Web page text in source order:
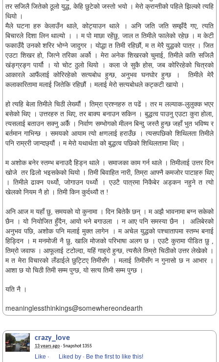
तर सजिलै जितेको ठूलो युद्ध, केहि छुटेको जस्तो भयो । मेरो क्रान्तीको पहिले झिल्को त्यहि
थियो ।
मैले घटना हरु केलाउँन थाले, कोट्याउन थाले । अनि जति जति सम्झँदै गए, त्यति
बिचारले दिशा लिन थाल्यो । । म पो माछा रहेंछु, जाल त तिमीले फालेको रहेछ । म केटी
फकाउँदै उनको शरिर भोग्ने जादुगर । योद्धा त तिमी रहिछौं, म त मेरै युद्धको पात्र । जित
एउटा शिखर हो, जित्ने तरिका अर्को । मेरा अनेक शिखरको चुमाई, तिमीले कति सजिलै
खंङ्ग्रङ्ग पार्यौ । यो चोट ठुलो थियो । कला जे सुकै होस, जब कोरिरहेको चित्रको
आकारले आफैंलाई कोरिरहेको सत्यबोध हुन्छ, अनुभव घनघोर हुन्छ । तिमीले मेरै
कलाकारितामा मलाई जितेकि रहिछौं । मलाई मेरो सत्यबोधले कट्कटी खायो ।
हो त्यहि बेला तिमीले चिठी लेख्यौं । तिम्रा प्रश्नहरु त पढें । तर म लल्याक-लुलुक्क भएर
बसेको थिए । उत्तरहरु त थिए, तर बाक्य बनाउन सकिन । बुद्धत्व पाउनु एउटा कुरा होला,
त्यसलाई बताउन सक्नु अर्कै । निर्वाण सम्भोगको मीलन बिन्दु जस्तै हुन्छ जहाँ भुत भविष्य र
बर्तमान गाभिन्छ । समयको आयाम त्यो क्षणलाई हराउँछ । त्यसपछिको शिथिलता तिमीले
पनि राम्ररी जान्दछ्यौं । म मेरो यथार्थता को बुद्धत्व पछिको शिथिलतामा थिए ।
म अशोक बनेर स्तम्भ बनाउदै हिड्न थाले । समाजका काम गर्न थाले । तिमीलाई उत्तर दिन
खोजे तर ढिलो भइसकेको थियो । तिमी बिवाहित नारी, तिम्रा आफ्नै कमजोर पाटाहरु थिए
। तिमीले ढाक्न पर्थ्यो, जोगाउन पर्थ्यो । एउटै पात्रमा निकैबेर अड्कन नहुने त त्यो
खेलको नियम नै हो । तिमी किन कुर्दथ्यौ त !
अनि आज म यहाँ छु, समयको यो कुनामा । दिन बितेकै छन् । म अझै भावनामा बग्न सकेको
छैन । यो नियोजित हुँदैन, आयो भने बगाउला । न आए पनि समस्या छैन । अलिबेरको
अनुभव पछि, अशोक पनि मलाई मुक्त लागेन । म अचेल युद्धको पश्चातापमा स्तम्भ बनाई
हिड्दिन । म मनमोजी नै छु, खालि मोजको परिभाषा अलग छ । एउटै कुरामा पीडित छु ,
तिम्रो जवाफ । आफूलाई टटोल्दा, यहिं गाह्रो हुन्छ, त्यसैले तिम्रो चिठीको उत्तर लेखेको ।
म त मेरा विचारको लँडाईले छुट्टिए तिमीसँग । मलाई तिमीसँग न गुनासो छ न आभार ।
आशा छ यो चिठी तिमी सम्म पुग्छ, यो सत्य तिमी सम्म पुग्छ ।
यति नै ।
meaninglessthinkings@somewhereondearth
crazy_love
13 years ago· Snapshot 1355
Like · Liked by · Be the first to like this!